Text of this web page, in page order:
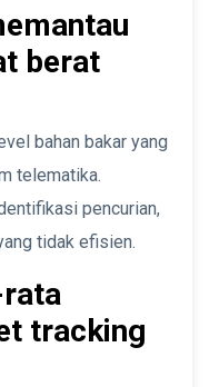
berat
bahan bakar yang
telematika.
pencurian,
tidak efisien.
tracking